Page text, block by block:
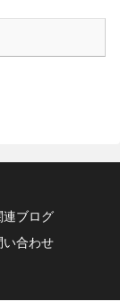
連ブログ
い合わせ